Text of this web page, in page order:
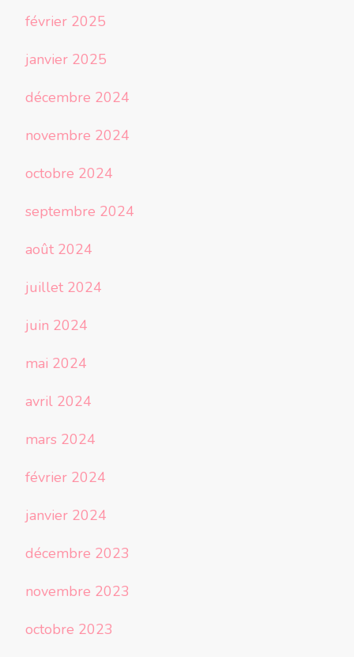
février 2025
janvier 2025
décembre 2024
novembre 2024
octobre 2024
septembre 2024
août 2024
juillet 2024
juin 2024
mai 2024
avril 2024
mars 2024
février 2024
janvier 2024
décembre 2023
novembre 2023
octobre 2023